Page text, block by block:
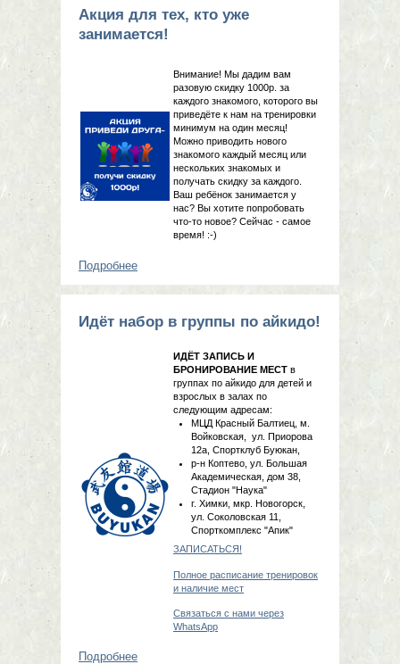
Акция для тех, кто уже
занимается!
Внимание! Мы дадим вам
разовую скидку 1000р. за
каждого знакомого, которого вы
приведёте к нам на тренировки
минимум на один месяц!
Можно приводить нового
знакомого каждый месяц или
нескольких знакомых и
получать скидку за каждого.
Ваш ребёнок занимается у
нас? Вы хотите попробовать
что-то новое? Сейчас - самое
время! :-)
Подробнее
занимается!
Идёт набор в группы по айкидо!
ИДЁТ ЗАПИСЬ И
БРОНИРОВАНИЕ МЕСТ в
группах по айкидо для детей и
взрослых в залах по
следующим адресам:
МЦД Красный Балтиец, м.
Войковская, ул. Приорова
12а, Спортклуб Буюкан,
р-н Коптево, ул. Большая
Академическая, дом 38,
Стадион "Наука"
г. Химки, мкр. Новогорск,
ул. Соколовская 11,
Спорткомплекс "Апик"
ЗАПИСАТЬСЯ!
Полное расписание тренировок
и наличие мест
Связаться с нами через
WhatsApp
Подробнее